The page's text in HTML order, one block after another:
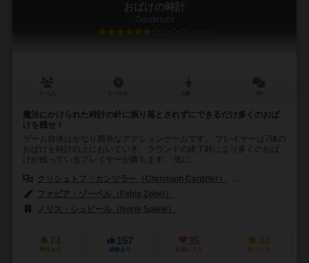
おばけの時計
Geisteruhr
6.1
魔法にかけられた時計の針に振り落とされずにできるだけ多くのおば
けを残せ！
ゲーム自体はかなり簡単なアクションゲームです。 プレイヤーは7体の
おばけを時計の上においていき、ラウンドの終了時により多くのおば
けが残っているプレイヤーが勝ちます。 先に...
クリシュトフ・カンツラー（Christoph Cantzler）
ファビア・ゾーベル（Fabia Zobel）
ノリス・シュピール（Noris Spiele）
74
興味あり
157
経験あり
35
お気に入り
44
持ってる